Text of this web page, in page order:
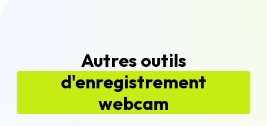
Autres outils
d'enregistrement
webcam